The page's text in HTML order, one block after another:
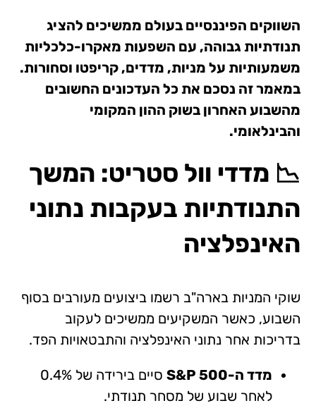
השווקים הפיננסיים בעולם ממשיכים להציג
תנודתיות גבוהה, עם השפעות מאקרו-כלכליות
משמעותיות על מניות, מדדים, קריפטו וסחורות.
במאמר זה נסכם את כל העדכונים החשובים
מהשבוע האחרון בשוק ההון המקומי
והבינלאומי.
📉 מדדי וול סטריט: המשך
התנודתיות בעקבות נתוני
האינפלציה
שוקי המניות בארה"ב רשמו ביצועים מעורבים בסוף
השבוע, כאשר המשקיעים ממשיכים לעקוב
בדריכות אחר נתוני האינפלציה והתבטאויות הפד.
מדד ה-S&P 500
סיים בירידה של 0.4%
לאחר שבוע של מסחר תנודתי.